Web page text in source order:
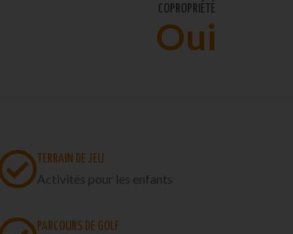
COPROPRIÉTÉ
Oui
TERRAIN DE JEU
Activités pour les enfants
PARCOURS DE GOLF